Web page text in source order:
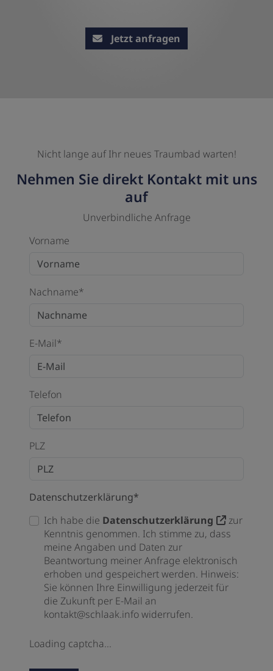
Jetzt anfragen
Nicht lange auf Ihr neues Traumbad warten!
Nehmen Sie direkt Kontakt mit uns
auf
Unverbindliche Anfrage
Vorname
Nachname*
E-Mail*
Telefon
PLZ
Datenschutzerklärung*
Ich habe die Datenschutzerklärung
zur
Kenntnis genommen. Ich stimme zu, dass
meine Angaben und Daten zur
Beantwortung meiner Anfrage elektronisch
erhoben und gespeichert werden. Hinweis:
Sie können Ihre Einwilligung jederzeit für
die Zukunft per E-Mail an
kontakt@schlaak.info widerrufen.
Loading captcha...